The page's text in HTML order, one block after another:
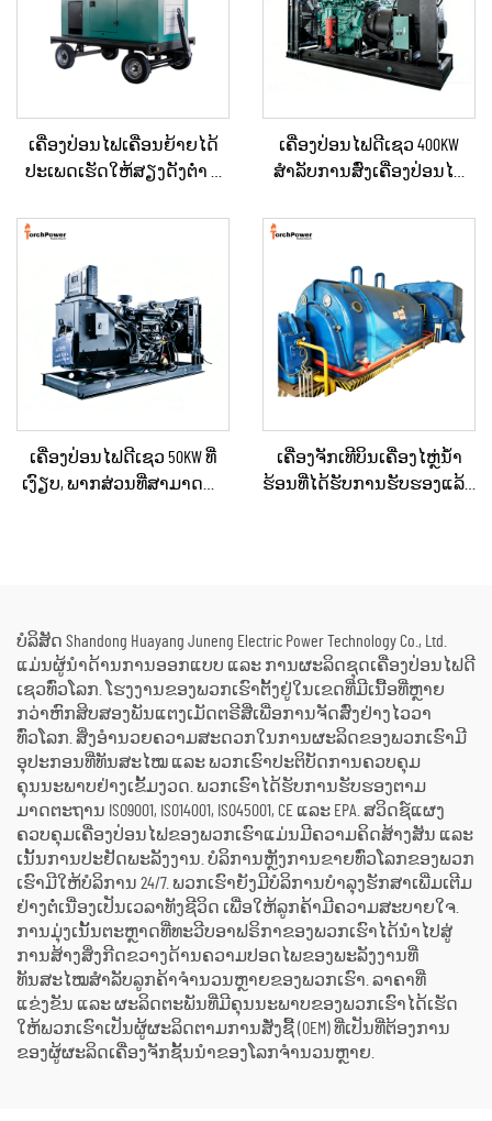
ເຄື່ອງປ່ອນໄຟເຄື່ອນຍ້າຍໄດ້
ປະເພດເຮັດໃຫ້ສຽງດັງຕ່ຳ ທີ່
ສຳລັບການໃຊ້ໃນເວລາฉຸກ
ເຄື່ອງປ່ອນໄຟດີເຊວ 400KW
ສຳລັບການສົ່ງເຄື່ອງປ່ອນໄຟ
ເສິນ ສຳລັບທຸລະກິດ ແລະ ການ
ເຄື່ອງປ່ອນໄຟດີເຊວ 50KW ທີ່
ເງົຽບ, ພາກສ່ວນທີ່ສາມາດນຳ
ເຄື່ອງຈັກເທີບິນເຄື່ອງໄຫຼ່ນ້ຳ
ຮ້ອນທີ່ໄດ້ຮັບການຮັບຮອງແລ້ວ
ບໍລິສັດ Shandong Huayang Juneng Electric Power Technology Co., Ltd.
ແມ່ນຜູ້ນຳດ້ານການອອກແບບ ແລະ ການຜະລິດຊຸດເຄື່ອງປ່ອນໄຟດີ
ເຊວທົ່ວໂລກ. ໂຮງງານຂອງພວກເຮົາຕັ້ງຢູ່ໃນເຂດທີ່ມີເນື້ອທີ່ຫຼາຍ
ກວ່າຫົກສິບສອງພັນແຕງເມັດຕຣີສີ່ເພື່ອການຈັດສົ່ງຢ່າງໄວວາ
ທົ່ວໂລກ. ສິ່ງອຳນວຍຄວາມສະດວກໃນການຜະລິດຂອງພວກເຮົາມີ
ອຸປະກອນທີ່ທັນສະໄໝ ແລະ ພວກເຮົາປະຕິບັດການຄວບຄຸມ
ຄຸນນະພາບຢ່າງເຂັ້ມງວດ. ພວກເຮົາໄດ້ຮັບການຮັບຮອງຕາມ
ມາດຕະຖານ ISO9001, ISO14001, ISO45001, CE ແລະ EPA. ສວິດຊ໌ແຜງ
ຄວບຄຸມເຄື່ອງປ່ອນໄຟຂອງພວກເຮົາແມ່ນມີຄວາມຄິດສ້າງສັນ ແລະ
ເນັ້ນການປະຢັດພະລັງງານ. ບໍລິການຫຼັງການຂາຍທົ່ວໂລກຂອງພວກ
ເຮົາມີໃຫ້ບໍລິການ 24/7. ພວກເຮົາຍັງມີບໍລິການບຳລຸງຮັກສາເພີ່ມເຕີມ
ຢ່າງຕໍ່ເນື່ອງເປັນເວລາທັງຊີວິດ ເພື່ອໃຫ້ລູກຄ້າມີຄວາມສະບາຍໃຈ.
ການມຸ່ງເນັ້ນຕະຫຼາດທີ່ທະວີບອາຟຣິກາຂອງພວກເຮົາໄດ້ນຳໄປສູ່
ການສ້າງສິ່ງກີດຂວາງດ້ານຄວາມປອດໄພຂອງພະລັງງານທີ່
ທັນສະໄໝສຳລັບລູກຄ້າຈຳນວນຫຼາຍຂອງພວກເຮົາ. ລາຄາທີ່
ແຂ່ງຂັນ ແລະ ຜະລິດຕະພັນທີ່ມີຄຸນນະພາບຂອງພວກເຮົາໄດ້ເຮັດ
ໃຫ້ພວກເຮົາເປັນຜູ້ຜະລິດຕາມການສັ່ງຊື້ (OEM) ທີ່ເປັນທີ່ຕ້ອງການ
ຂອງຜູ້ຜະລິດເຄື່ອງຈັກຊັ້ນນຳຂອງໂລກຈຳນວນຫຼາຍ.